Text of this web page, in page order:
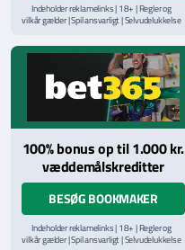
Indeholder reklamelinks | 18+ | Regler og
vilkår gælder | Spil ansvarligt | Selvudelukkelse
hjælpelinje påStopSpillet.dk
Læs vilkår og betingelserher
100% bonus op til 1.000 kr.
væddemålskreditter
BESØG BOOKMAKER
Indeholder reklamelinks | 18+ | Regler og
vilkår gælder | Spil ansvarligt | Selvudelukkelse